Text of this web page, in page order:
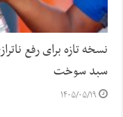
نسخه تازه برای رفع
سبد سوخت
۱۴۰۵/۰۵/۱۹